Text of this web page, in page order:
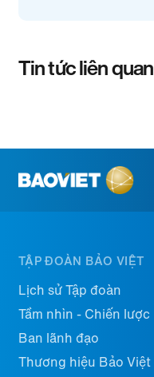
Tin tức liên quan
TẬP ĐOÀN BẢO VIỆT
Lịch sử Tập đoàn
Tầm nhìn - Chiến lược
Ban lãnh đạo
Thương hiệu Bảo Việt